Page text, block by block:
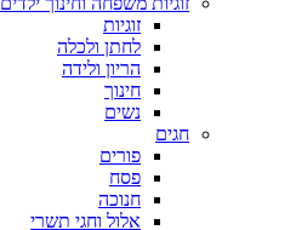
זוגיות
לחתן ולכלה
הריון ולידה
חינוך
נשים
חגים
פורים
פסח
חנוכה
אלול וחגי תשרי